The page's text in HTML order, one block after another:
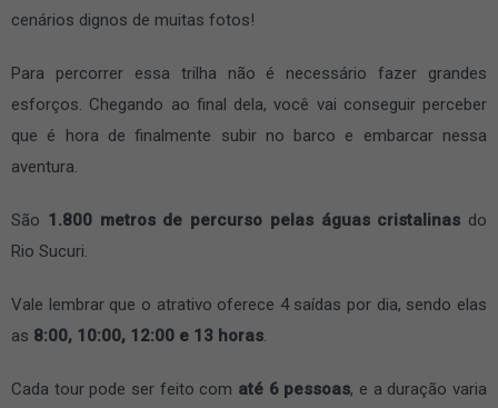
cenários dignos de muitas fotos!
Para percorrer essa trilha não é necessário fazer grandes
esforços. Chegando ao final dela, você vai conseguir perceber
que é hora de finalmente subir no barco e embarcar nessa
aventura.
São 1.800 metros de percurso pelas águas cristalinas do
Rio Sucuri.
Vale lembrar que o atrativo oferece 4 saídas por dia, sendo elas
as 8:00, 10:00, 12:00 e 13 horas
Cada tour pode ser feito com até 6 pessoas, e a duração varia